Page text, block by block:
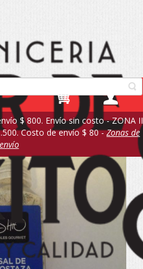
$ 800. Envío sin costo - ZONA II
Costo de envío $ 80 -Zonas de
envío